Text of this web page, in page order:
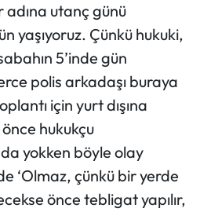
adına utanç günü
yaşıyoruz. Çünkü hukuki,
5’inde gün
polis arkadaşı buraya
için yurt dışına
hukukçu
yokken böyle olay
‘Olmaz, çünkü bir yerde
önce tebligat yapılır,